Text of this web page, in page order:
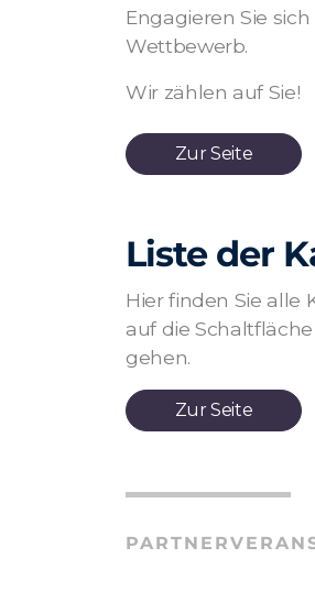
Engagieren Sie
Wettbewerb.
Wir zählen auf Sie!
Zur Seite
Liste der
Hier finden Sie alle
auf die
gehen.
Zur Seite